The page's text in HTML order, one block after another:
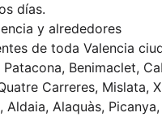
días.
y alrededores
de toda Valencia
Benimaclet,
Carreres, Mislata,
Aldaia, Alaquàs,